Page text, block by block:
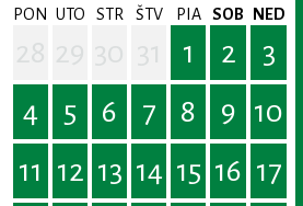
PON UTO STR ŠTV PIA SOB NED
1 2
3
4
5 6 7 8 9 10
11 12 13 14 15 16 17